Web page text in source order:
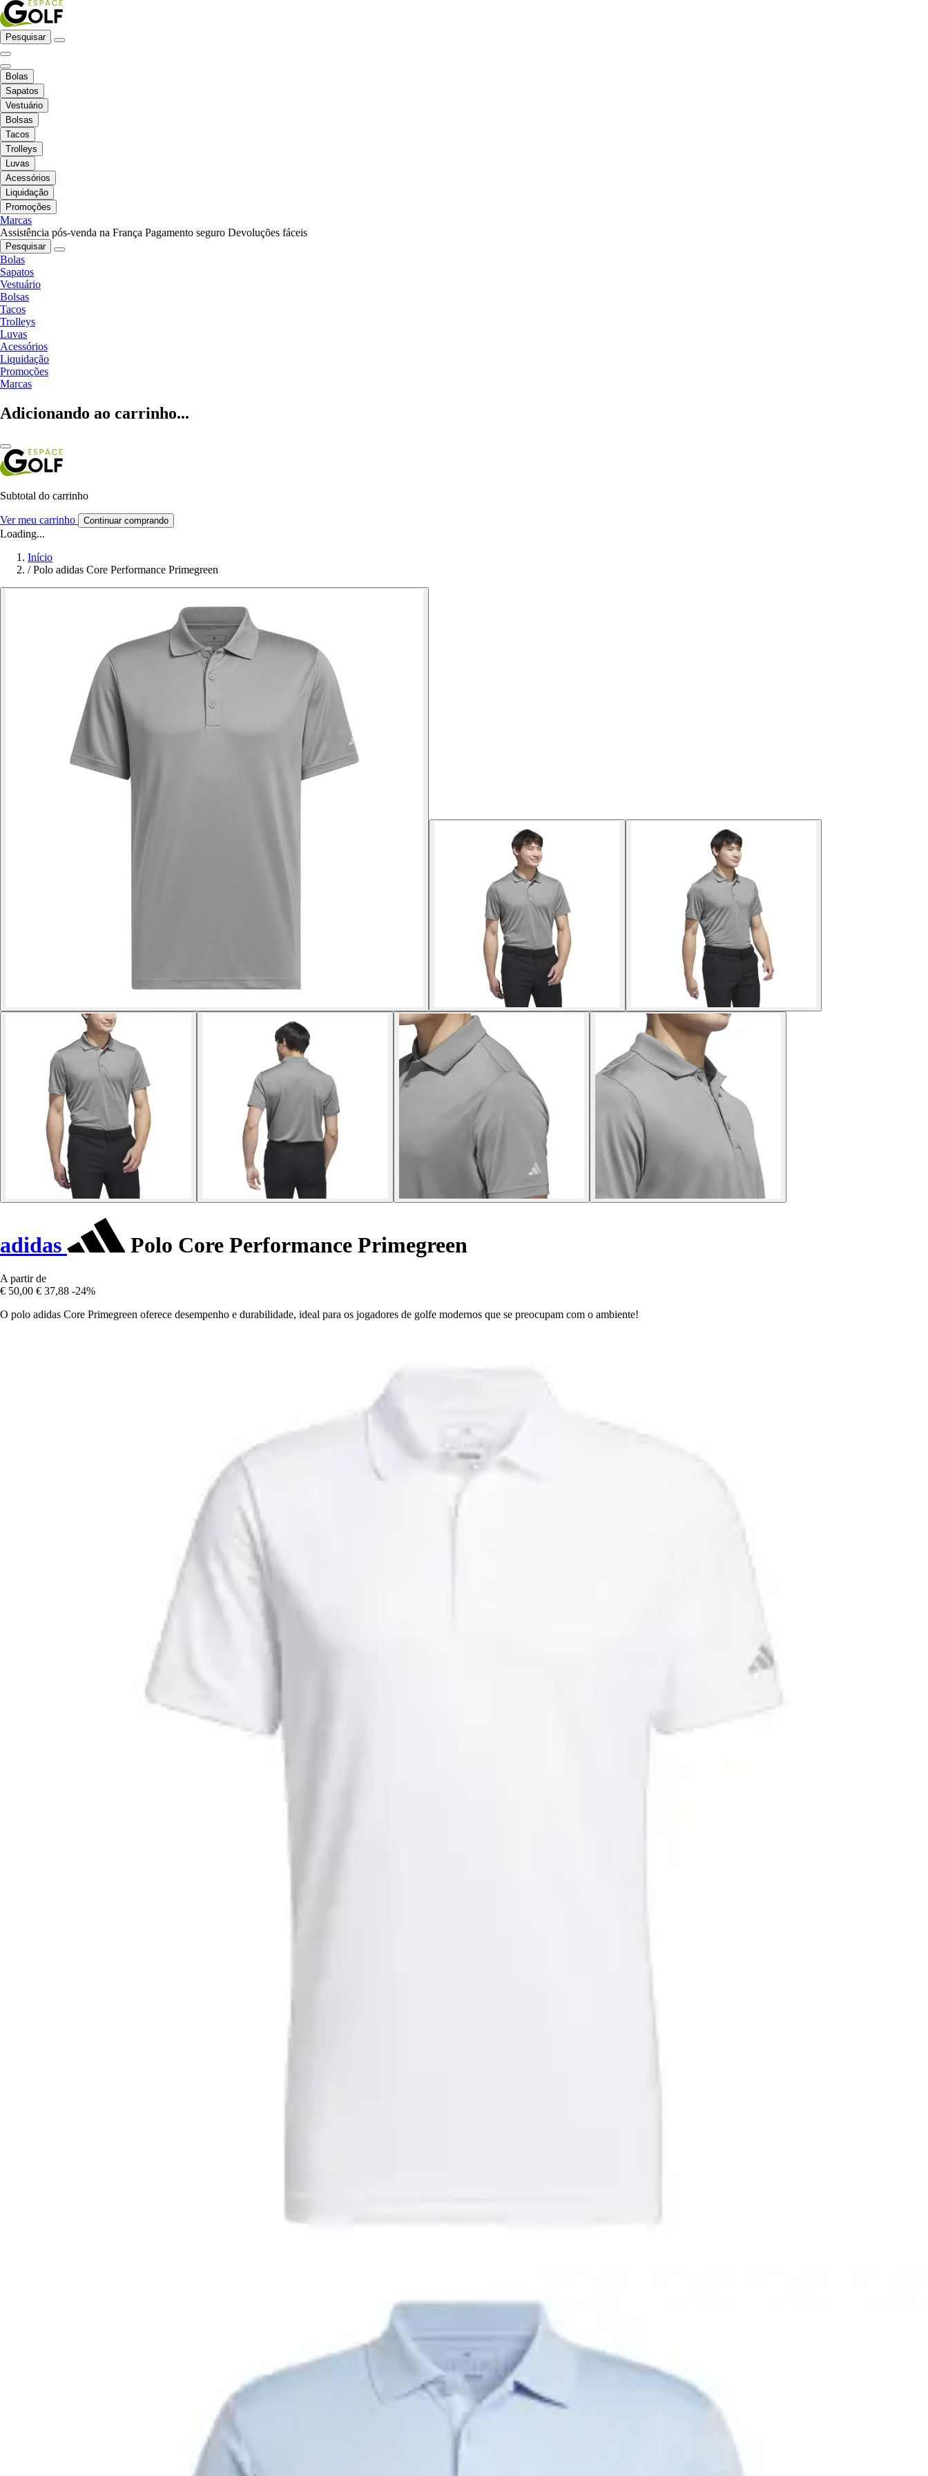
Pesquisar
Bolas
Sapatos
Vestuário
Bolsas
Tacos
Trolleys
Luvas
Acessórios
Liquidação
Promoções
Marcas
Assistência pós-venda na França Pagamento seguro Devoluções fáceis
Pesquisar
Bolas
Sapatos
Vestuário
Bolsas
Tacos
Trolleys
Luvas
Acessórios
Liquidação
Promoções
Marcas
Adicionando ao carrinho...
Subtotal do carrinho
Ver meu carrinho Continuar comprando
Loading...
Início
/ Polo adidas Core Performance Primegreen
adidas Polo Core Performance Primegreen
A partir de
€ 50,00 € 37,88 -24%
O polo adidas Core Primegreen oferece desempenho e durabilidade, ideal para os jogadores de golfe modernos que se preocupam com o ambiente!